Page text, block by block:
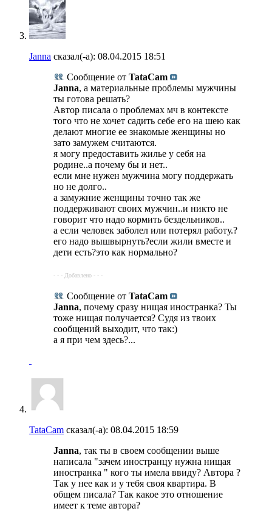
Janna сказал(-а): 08.04.2015 18:51
Сообщение от TataCam
Janna, а материальные проблемы мужчины
ты готова решать?
Автор писала о проблемах мч в контексте
того что не хочет садить себе его на шею как
делают многие ее знакомые женщины но
зато замужем считаются.
я могу предоставить жилье у себя на
родине..а почему бы и нет..
если мне нужен мужчина могу поддержать
но не долго..
а замужние женщины точно так же
поддерживают своих мужчин..и никто не
говорит что надо кормить бездельников..
а если человек заболел или потерял работу.?
его надо вышвырнуть?если жили вместе и
дети есть?это как нормально?
- - - Добавлено - - -
Сообщение от TataCam
Janna, почему сразу нищая иностранка? Ты
тоже нищая получается? Судя из твоих
сообщений выходит, что так:)
а я при чем здесь?...
TataCam сказал(-а): 08.04.2015 18:59
Janna, так ты в своем сообщении выше
написала "зачем иностранцу нужна нищая
иностранка " кого ты имела ввиду? Автора ?
Так у нее как и у тебя своя квартира. В
общем писала? Так какое это отношение
имеет к теме автора?